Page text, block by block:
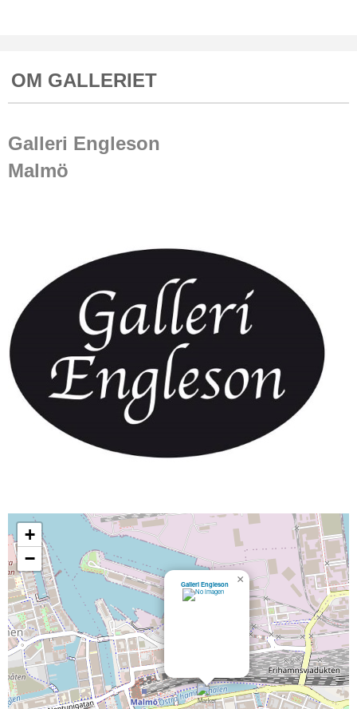
OM GALLERIET
Galleri Engleson
Malmö
Galleri Engleson ×
+
−